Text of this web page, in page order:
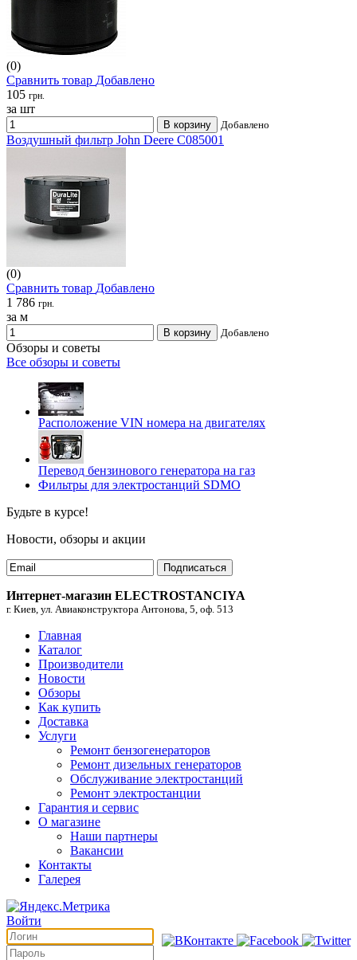
(0)
Сравнить товар Добавлено
105 грн.
за шт
В корзину Добавлено
Воздушный фильтр John Deere C085001
(0)
Сравнить товар Добавлено
1 786 грн.
за м
В корзину Добавлено
Обзоры и советы
Все обзоры и советы
Расположение VIN номера на двигателях
Перевод бензинового генератора на газ
Фильтры для электростанций SDMO
Будьте в курсе!
Новости, обзоры и акции
Подписаться
Интернет-магазин ELECTROSTANCIYA
г. Киев, ул. Авиаконструктора Антонова, 5, оф. 513
Главная
Каталог
Производители
Новости
Обзоры
Как купить
Доставка
Услуги
Ремонт бензогенераторов
Ремонт дизельных генераторов
Обслуживание электростанций
Ремонт электростанции
Гарантия и сервис
О магазине
Наши партнеры
Вакансии
Контакты
Галерея
Войти